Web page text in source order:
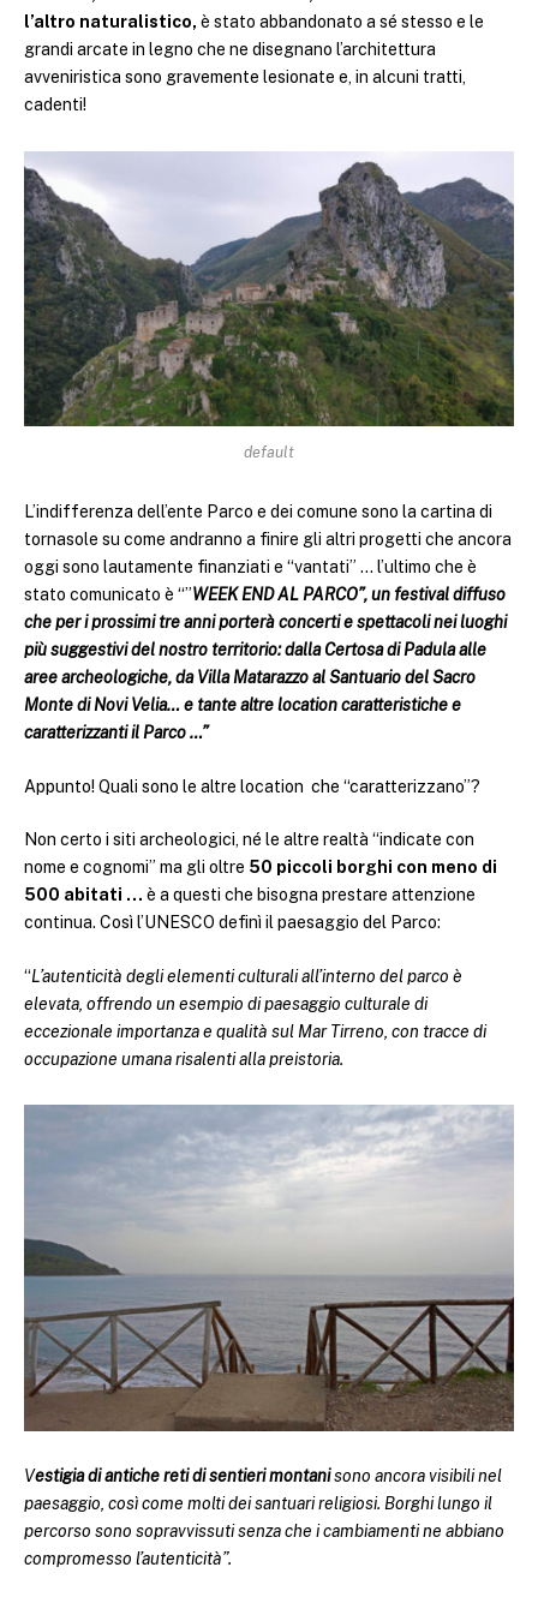
l’altro naturalistico, è stato abbandonato a sé stesso e le
grandi arcate in legno che ne disegnano l’architettura
avveniristica sono gravemente lesionate e, in alcuni tratti,
cadenti!
default
L’indifferenza dell’ente Parco e dei comune sono la cartina di
tornasole su come andranno a finire gli altri progetti che ancora
oggi sono lautamente finanziati e “vantati” … l’ultimo che è
stato comunicato è “”WEEK END AL PARCO”, un festival diffuso
che per i prossimi tre anni porterà concerti e spettacoli nei luoghi
più suggestivi del nostro territorio: dalla Certosa di Padula alle
aree archeologiche, da Villa Matarazzo al Santuario del Sacro
Monte di Novi Velia… e tante altre location caratteristiche e
caratterizzanti il Parco …”
Appunto! Quali sono le altre location che “caratterizzano”?
Non certo i siti archeologici, né le altre realtà “indicate con
nome e cognomi” ma gli oltre 50 piccoli borghi con meno di
500 abitati … è a questi che bisogna prestare attenzione
continua. Così l’UNESCO definì il paesaggio del Parco:
“L’autenticità degli elementi culturali all’interno del parco è
elevata, offrendo un esempio di paesaggio culturale di
eccezionale importanza e qualità sul Mar Tirreno, con tracce di
occupazione umana risalenti alla preistoria.
Vestigia di antiche reti di sentieri montanisono ancora visibili nel
paesaggio, così come molti dei santuari religiosi. Borghi lungo il
percorso sono sopravvissuti senza che i cambiamenti ne abbiano
compromesso l’autenticità”.